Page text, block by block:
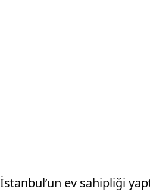
İstanbul’un ev sahipliği